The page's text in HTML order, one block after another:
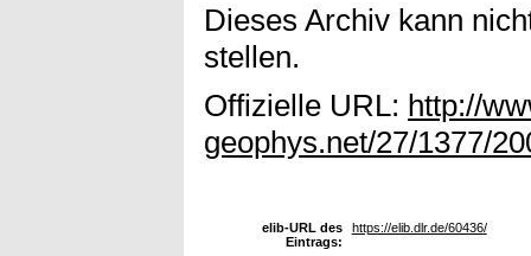
Dieses Archiv kann
stellen.
Offizielle URL: http://
geophys.net/27/1377/
elib-URL des
Eintrags:
https://elib.dlr.de/60436/